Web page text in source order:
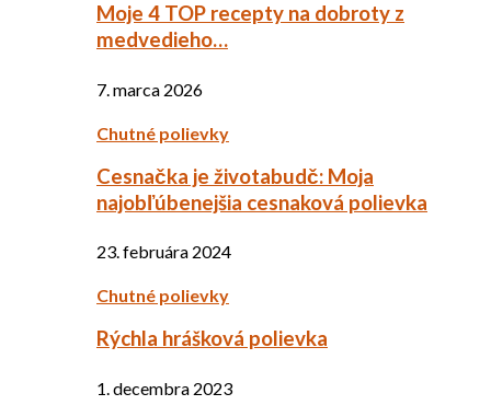
Moje 4 TOP recepty na dobroty z
medvedieho…
7. marca 2026
Chutné polievky
Cesnačka je životabudč: Moja
najobľúbenejšia cesnaková polievka
23. februára 2024
Chutné polievky
Rýchla hrášková polievka
1. decembra 2023